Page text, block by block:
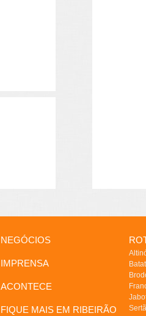
NEGÓCIOS
IMPRENSA
ACONTECE
FIQUE MAIS EM RIBEIRÃO